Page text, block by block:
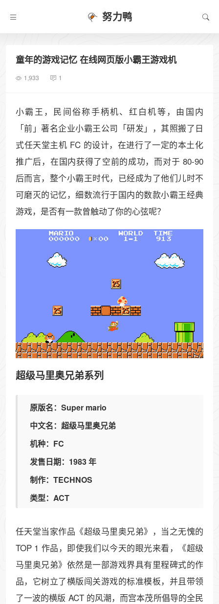
努力鸭
童年的游戏记忆 在线网页版小霸王游戏机
1,933 1
小霸王，民间俗称手柄机、红白机等，由国内
「前」著名企业小霸王公司「研发」，其照搬了日
式任天堂主机 FC 的设计，在进行了一定的本土化
推广后，在国内获得了空前的成功，而对于 80-90
后而言，整个小霸王时代，已经成为了他们儿时不
可磨灭的记忆，细数流行于国内的数款小霸王经典
游戏，是否有一款曾触动了你的心弦呢？
超级马里奥兄弟系列
原版名：Super mario
中文名：超级马里奥兄弟
机种：FC
发售日期：1983 年
制作：TECHNOS
类型：ACT
任天堂当家作品《超级马里奥兄弟》，当之无愧的
TOP 1 作品，即使我们以今天的眼光来看，《超级
马里奥兄弟》依然是一部游戏界具有里程碑式的作
品，它树立了横版闯关游戏的标准模板，并且带领
了一波的横版 ACT 的风潮，而宫本茂所倡导的全民